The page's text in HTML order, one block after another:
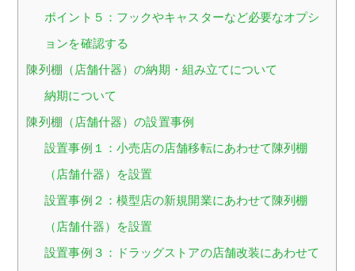
ポイント５：フックやキャスターなど必要なオプシ
ョンを確認する
陳列棚（店舗什器）の納期・組み立てについて
納期について
陳列棚（店舗什器）の設置事例
設置事例１：小売店の店舗移転にあわせて陳列棚
（店舗什器）を設置
設置事例２：模型店の新規開業にあわせて陳列棚
（店舗什器）を設置
設置事例３：ドラッグストアの店舗改装にあわせて